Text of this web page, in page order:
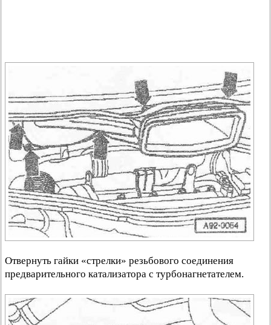
Отвернуть гайки «стрелки» резьбового соединения
предварительного катализатора с турбонагнетателем.